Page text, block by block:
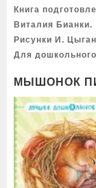
Книга
Виталия Бианки.
Рисунки И.
Для
МЫШОНОК